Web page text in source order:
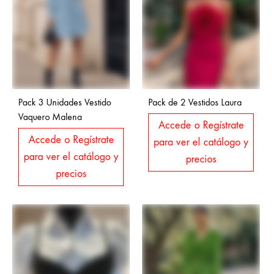
Pack 3 Unidades Vestido
Vaquero Malena
Accede o Regístrate
para ver el catálogo y
precios
Pack de 2 Vestidos Laura
Accede o Regístrate
para ver el catálogo y
precios